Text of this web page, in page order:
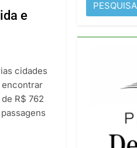
Bruxelas
e
cidades
encontrar
R$ 762